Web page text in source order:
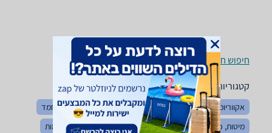
חיפוש חנויות צרכים לפי עיר
קטגוריות משלימות
אקווריומים ואביזרים מזון דגים וציפורים
חטיפים לחיות מחמד
מיטות, כלובים ומלונות
בגדים לחיות
רצועות, קולרים ורתמות